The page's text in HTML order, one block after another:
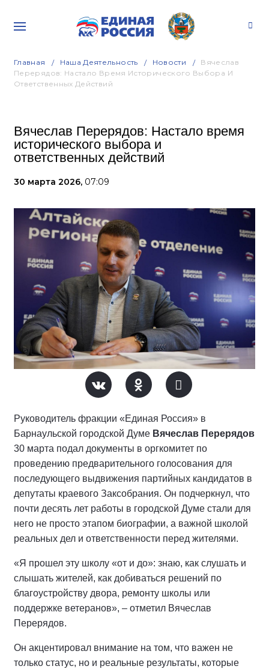
Главная Наша Деятельность Новости
Вячеслав
Перерядов: Настало Время Исторического Выбора И
Ответственных Действий
Вячеслав Перерядов: Настало время
исторического выбора и
ответственных действий
30 марта 2026, 07:09
Руководитель фракции «Единая Россия» в
Барнаульской городской Думе Вячеслав Перерядов
30 марта подал документы в оргкомитет по
проведению предварительного голосования для
последующего выдвижения партийных кандидатов в
депутаты краевого Заксобрания. Он подчеркнул, что
почти десять лет работы в городской Думе стали для
него не просто этапом биографии, а важной школой
реальных дел и ответственности перед жителями.
«Я прошел эту школу «от и до»: знаю, как слушать и
слышать жителей, как добиваться решений по
благоустройству двора, ремонту школы или
поддержке ветеранов», – отметил Вячеслав
Перерядов.
Он акцентировал внимание на том, что важен не
только статус, но и реальные результаты, которые